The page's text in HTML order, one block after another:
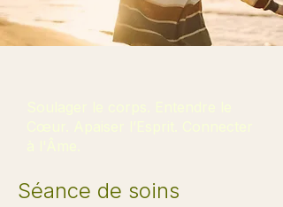
Séance de soins